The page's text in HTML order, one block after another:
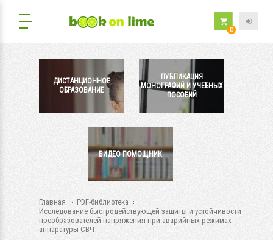
0
ДИСТАНЦИОННОЕ
ОБРАЗОВАНИЕ
ПУБЛИКАЦИЯ
МОНОГРАФИЙ И УЧЕБНЫХ
ПОСОБИЙ
ВИДЕО ПОМОЩНИК
Главная
PDF-библиотека
Исследование быстродействующей защиты и устойчивости
преобразователей напряжения при аварийных режимах
аппаратуры СВЧ